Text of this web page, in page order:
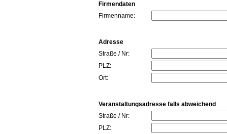
Firmendaten
Firmenname:
Adresse
Straße / Nr:
PLZ:
Ort:
Veranstaltungsadresse falls abweichend
Straße / Nr:
PLZ: